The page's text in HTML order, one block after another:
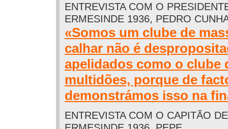
ENTREVISTA COM O
ERMESINDE 1936, PEDRO
«Somos um clube de
calhar não é
apelidados como o clube
multidões, porque de
demonstrámos isso na
ENTREVISTA COM O CAPITÃO